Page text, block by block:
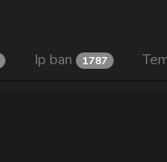
Ip ban 1787